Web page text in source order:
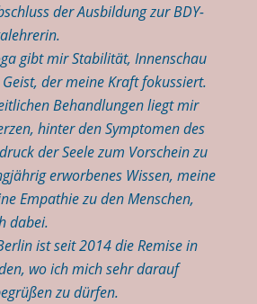
der Ausbildung zur BDY-
gibt mir Stabilität, Innenschau
der meine Kraft fokussiert.
Behandlungen liegt mir
hinter den Symptomen des
der Seele zum Vorschein zu
erworbenes Wissen, meine
Empathie zu den Menschen,
dabei.
ist seit 2014 die Remise in
wo ich mich sehr darauf
zu dürfen.